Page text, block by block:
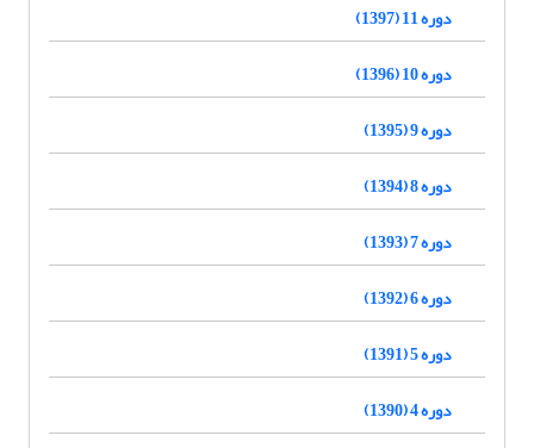
دوره 11 (1397)
دوره 10 (1396)
دوره 9 (1395)
دوره 8 (1394)
دوره 7 (1393)
دوره 6 (1392)
دوره 5 (1391)
دوره 4 (1390)